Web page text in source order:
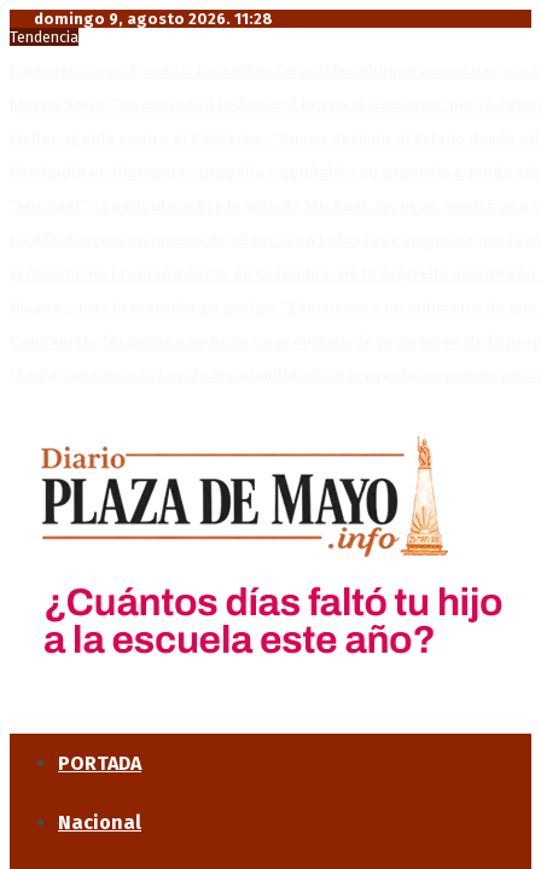
domingo 9, agosto 2026. 11:28
Tendencia
PORTADA
Nacional